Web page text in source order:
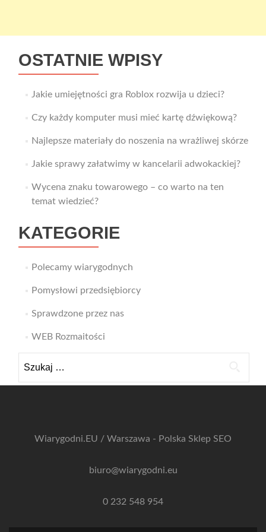
OSTATNIE WPISY
Jakie umiejętności gra Roblox rozwija u dzieci?
Czy każdy komputer musi mieć kartę dźwiękową?
Najlepsze materiały do noszenia na wrażliwej skórze
Jakie sprawy załatwimy w kancelarii adwokackiej?
Wycena znaku towarowego – co warto na ten
temat wiedzieć?
KATEGORIE
Polecamy wiarygodnych
Pomysłowi przedsiębiorcy
Sprawdzone przez nas
WEB Rozmaitości
Wiarygodni.EU / Warszawa - Polska Sklep SEO
biuro@wiarygodni.eu
0 232 548 954